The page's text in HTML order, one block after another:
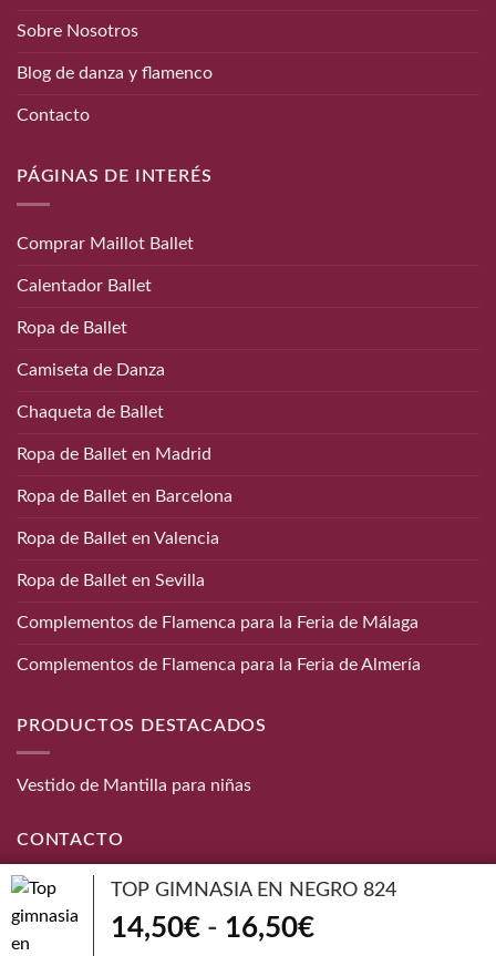
Sobre Nosotros
Blog de danza y flamenco
Contacto
PÁGINAS DE INTERÉS
Comprar Maillot Ballet
Calentador Ballet
Ropa de Ballet
Camiseta de Danza
Chaqueta de Ballet
Ropa de Ballet en Madrid
Ropa de Ballet en Barcelona
Ropa de Ballet en Valencia
Ropa de Ballet en Sevilla
Complementos de Flamenca para la Feria de Málaga
Complementos de Flamenca para la Feria de Almería
PRODUCTOS DESTACADOS
Vestido de Mantilla para niñas
CONTACTO
Teléfono:
656 872 190
Email:
info@danzaymas.com
TOP GIMNASIA EN NEGRO 824
14,50€ - 16,50€Rango